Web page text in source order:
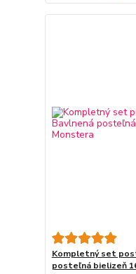
Kompletný set
posteľná bielizeň